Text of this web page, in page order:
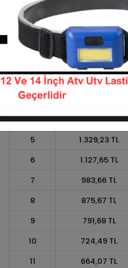
Taksit Taksit Tutarı
5.987,52 TL
2
2.993,76 TL
3
4
1.631,60 TL
5
1.329,23 TL
6
1.127,65 TL
7
983,66 TL
8
875,67 TL
9
791,68 TL
10
724,49 TL
11
664,07 TL